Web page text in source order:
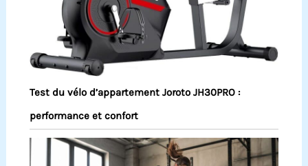
Test du vélo d’appartement Joroto JH30PRO :
performance et confort